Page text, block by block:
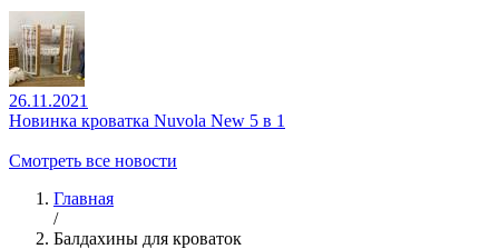
26.11.2021
Новинка кроватка Nuvola New 5 в 1
Смотреть все новости
Главная
/
Балдахины для кроваток